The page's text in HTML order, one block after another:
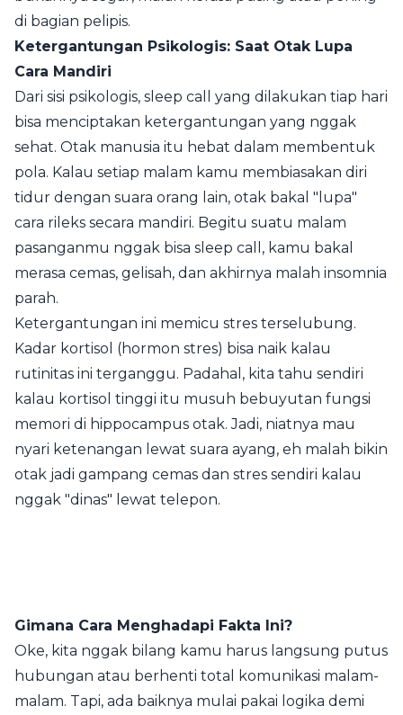
di bagian pelipis.
Ketergantungan Psikologis: Saat Otak Lupa
Cara Mandiri
Dari sisi psikologis, sleep call yang dilakukan tiap hari
bisa menciptakan ketergantungan yang nggak
sehat. Otak manusia itu hebat dalam membentuk
pola. Kalau setiap malam kamu membiasakan diri
tidur dengan suara orang lain, otak bakal "lupa"
cara rileks secara mandiri. Begitu suatu malam
pasanganmu nggak bisa sleep call, kamu bakal
merasa cemas, gelisah, dan akhirnya malah insomnia
parah.
Ketergantungan ini memicu stres terselubung.
Kadar kortisol (hormon stres) bisa naik kalau
rutinitas ini terganggu. Padahal, kita tahu sendiri
kalau kortisol tinggi itu musuh bebuyutan fungsi
memori di hippocampus otak. Jadi, niatnya mau
nyari ketenangan lewat suara ayang, eh malah bikin
otak jadi gampang cemas dan stres sendiri kalau
nggak "dinas" lewat telepon.
Gimana Cara Menghadapi Fakta Ini?
Oke, kita nggak bilang kamu harus langsung putus
hubungan atau berhenti total komunikasi malam-
malam. Tapi, ada baiknya mulai pakai logika demi